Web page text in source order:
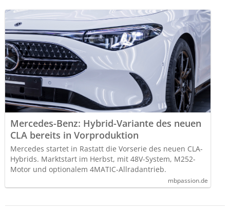
Mercedes-Benz: Hybrid-Variante des neuen
CLA bereits in Vorproduktion
Mercedes startet in Rastatt die Vorserie des neuen CLA-
Hybrids. Marktstart im Herbst, mit 48V-System, M252-
Motor und optionalem 4MATIC-Allradantrieb.
mbpassion.de